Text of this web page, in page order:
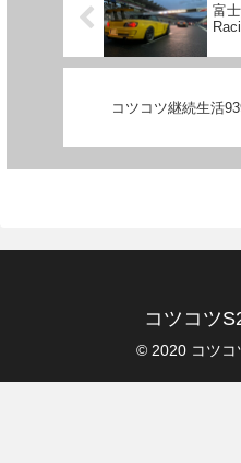
富
コツコツ継続生活
コツコツ
© 2020 コツコ